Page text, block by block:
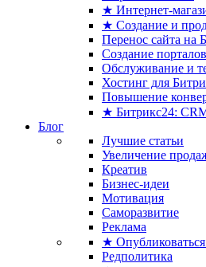
★ Интернет-
★ Создание и
Перенос сайта на
Создание порталов
Обслуживание и
Хостинг для
Повышение
★ Битрикс24:
Блог
Лучшие статьи
Увеличение
Креатив
Бизнес-идеи
Мотивация
Саморазвитие
Реклама
★
Редполитика